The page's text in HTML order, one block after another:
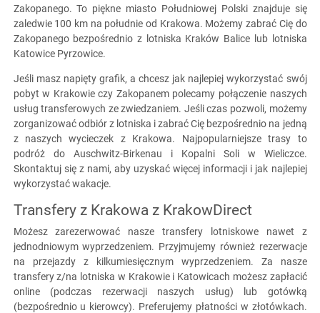
Zakopanego. To piękne miasto Południowej Polski znajduje się
zaledwie 100 km na południe od Krakowa. Możemy zabrać Cię do
Zakopanego bezpośrednio z lotniska Kraków Balice lub lotniska
Katowice Pyrzowice.
Jeśli masz napięty grafik, a chcesz jak najlepiej wykorzystać swój
pobyt w Krakowie czy Zakopanem polecamy połączenie naszych
usług transferowych ze zwiedzaniem. Jeśli czas pozwoli, możemy
zorganizować odbiór z lotniska i zabrać Cię bezpośrednio na jedną
z naszych wycieczek z Krakowa. Najpopularniejsze trasy to
podróż do Auschwitz-Birkenau i Kopalni Soli w Wieliczce.
Skontaktuj się z nami, aby uzyskać więcej informacji i jak najlepiej
wykorzystać wakacje.
Transfery z Krakowa z KrakowDirect
Możesz zarezerwować nasze transfery lotniskowe nawet z
jednodniowym wyprzedzeniem. Przyjmujemy również rezerwacje
na przejazdy z kilkumiesięcznym wyprzedzeniem. Za nasze
transfery z/na lotniska w Krakowie i Katowicach możesz zapłacić
online (podczas rezerwacji naszych usług) lub gotówką
(bezpośrednio u kierowcy). Preferujemy płatności w złotówkach.